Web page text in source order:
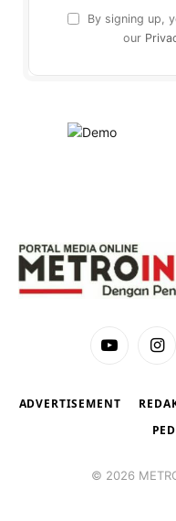
By signing up,
our
YouTube
ADVERTISEMENT
© 2026